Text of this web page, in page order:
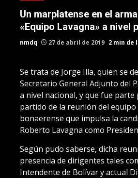
Un marplatense en el
«Equipo Lavagna» a nivel
nmdq 27 de abril de 2019 2 min de
Se trata de Jorge Illa, quien se
Secretario General Adjunto del
a nivel nacional, y que fue parte
partido de la reunión del
bonaerense que impulsa la
Roberto Lavagna como
Según pudo saberse, dicha
presencia de dirigentes tales
Intendente de Bolívar y actual